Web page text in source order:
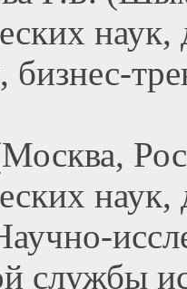
бизнес-
службы